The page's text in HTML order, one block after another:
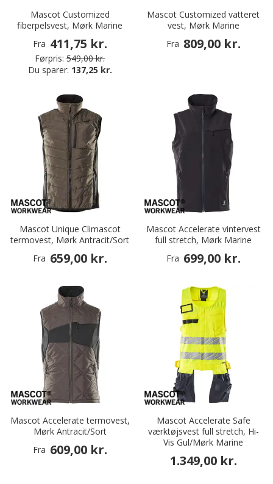
Mascot Customized
fiberpelsvest, Mørk Marine
Fra 411,75 kr.
Førpris: 549,00 kr.
Du sparer: 137,25 kr.
Mascot Customized vatteret
vest, Mørk Marine
Fra 809,00 kr.
Mascot Unique Climascot
termovest, Mørk Antracit/Sort
Fra 659,00 kr.
Mascot Accelerate vintervest
full stretch, Mørk Marine
Fra 699,00 kr.
Mascot Accelerate termovest,
Mørk Antracit/Sort
Fra 609,00 kr.
Mascot Accelerate Safe
værktøjsvest full stretch, Hi-
Vis Gul/Mørk Marine
1.349,00 kr.